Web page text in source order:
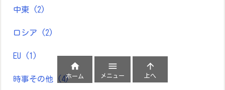
中東 (2)
ロシア (2)
EU (1)
時事その他 (4)

ホーム

メニュー

上へ